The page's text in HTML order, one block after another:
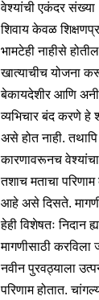
वेश्यांची एकंदर संख्या
शिवाय केवळ
भामटेही नाहीसे
खात्याचीच योजना
बेकायदेशीर आणि
व्यभिचार बंद करणे हे
असे होत नाही. तथापि
कारणावरूनच
तशाच मताचा
आहे असे दिसते.
हेही विशेषतः निदान
मागणीसाठी करविला
नवीन पुरवठ्याला
परिणाम होतात.